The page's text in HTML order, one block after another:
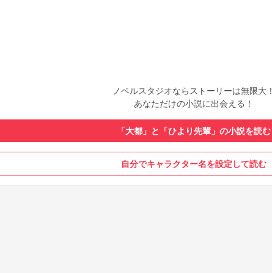
ノベルスタジオならストーリーは無限大！
あなただけの小説に出会える！
「大都」と「ひより先輩」の小説を読む
自分でキャラクター名を設定して読む